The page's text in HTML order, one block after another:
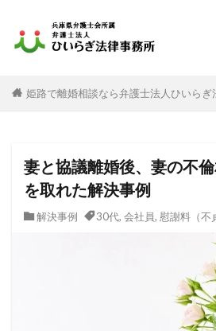
姫路で離婚相談なら弁護士法人ひいらぎ
妻と協議離婚後、妻の不
を取れた解決事例
解決事例 30代, 会社員, 慰謝料（不